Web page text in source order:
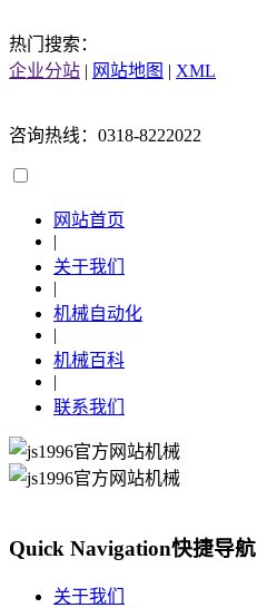
热门搜索：
企业分站 | 网站地图 | XML
咨询热线：0318-8222022
网站首页
|
关于我们
|
机械自动化
|
机械百科
|
联系我们
Quick Navigation快捷导航
关于我们